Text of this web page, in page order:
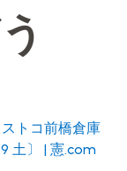
トコ前橋倉庫
土〕 | 憲.com